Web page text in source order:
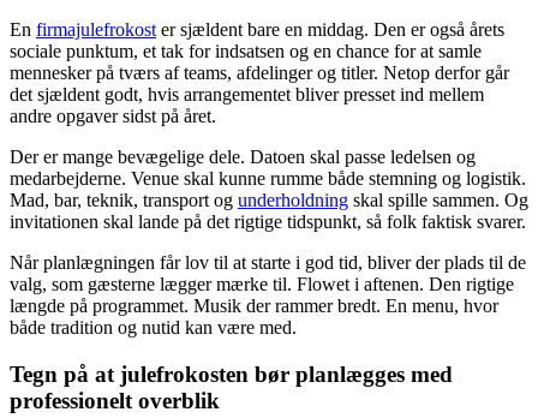
En firmajulefrokost er sjældent bare en middag. Den er også årets
sociale punktum, et tak for indsatsen og en chance for at samle
mennesker på tværs af teams, afdelinger og titler. Netop derfor går
det sjældent godt, hvis arrangementet bliver presset ind mellem
andre opgaver sidst på året.
Der er mange bevægelige dele. Datoen skal passe ledelsen og
medarbejderne. Venue skal kunne rumme både stemning og logistik.
Mad, bar, teknik, transport og underholdning skal spille sammen. Og
invitationen skal lande på det rigtige tidspunkt, så folk faktisk svarer.
Når planlægningen får lov til at starte i god tid, bliver der plads til de
valg, som gæsterne lægger mærke til. Flowet i aftenen. Den rigtige
længde på programmet. Musik der rammer bredt. En menu, hvor
både tradition og nutid kan være med.
Tegn på at julefrokosten bør planlægges med
professionelt overblik